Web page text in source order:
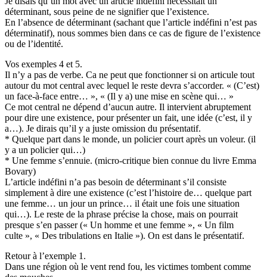
déterminant, sous peine de ne signifier que l’existence.
En l’absence de déterminant (sachant que l’article indéfini n’est pas
déterminatif), nous sommes bien dans ce cas de figure de l’existence
ou de l’identité.
Vos exemples 4 et 5.
Il n’y a pas de verbe. Ca ne peut que fonctionner si on articule tout
autour du mot central avec lequel le reste devra s’accorder. « (C’est)
un face-à-face entre… », « (Il y a) une mise en scène qui… »
Ce mot central ne dépend d’aucun autre. Il intervient abruptement
pour dire une existence, pour présenter un fait, une idée (c’est, il y
a…). Je dirais qu’il y a juste omission du présentatif.
* Quelque part dans le monde, un policier court après un voleur. (il
y a un policier qui…)
* Une femme s’ennuie. (micro-critique bien connue du livre Emma
Bovary)
L’article indéfini n’a pas besoin de déterminant s’il consiste
simplement à dire une existence (c’est l’histoire de… quelque part
une femme… un jour un prince… il était une fois une situation
qui…). Le reste de la phrase précise la chose, mais on pourrait
presque s’en passer (« Un homme et une femme », « Un film
culte », « Des tribulations en Italie »). On est dans le présentatif.
Retour à l’exemple 1.
Dans une région où le vent rend fou, les victimes tombent comme